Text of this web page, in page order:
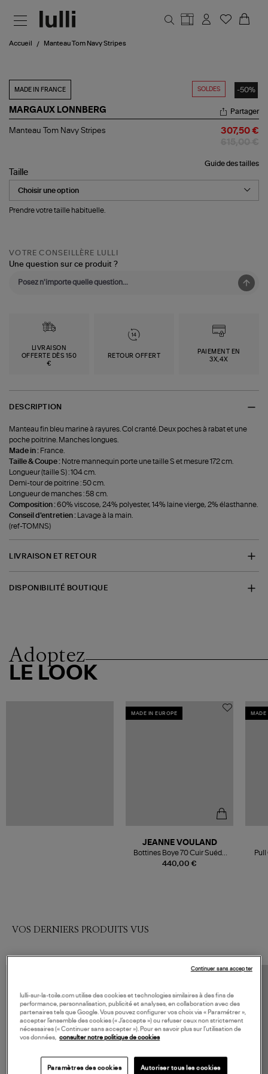
Accueil Manteau Tom Navy Stripes
SOLDES -50%
MADE IN FRANCE
MARGAUX LONNBERG
Manteau
Partager
Manteau Tom Navy Stripes 307,50 €
Guide des tailles
Taille
Prendre votre taille habituelle.
VOTRE CONSEILLÈRE LULLI
Une question sur ce produit ?
LIVRAISON
OFFERTE DÈS 150
€
RETOUR OFFERT
PAIEMENT EN
3X,4X
DESCRIPTION
Manteau fin bleu marine à rayures. Col cranté. Deux poches à rabat et une
poche poitrine. Manches longues.
Made in : France.
Taille & Coupe : Notre mannequin porte une taille S et mesure 172 cm.
Longueur (taille S) : 104 cm.
Demi-tour de poitrine : 50 cm.
Longueur de manches : 58 cm.
Composition :60% viscose, 24% polyester, 14% laine vierge, 2% élasthanne.
Conseil d'entretien :
Lavage à la main.
(ref-TOMNS)
LIVRAISON ET RETOUR
DISPONIBILITÉ BOUTIQUE
Adoptez
LE LOOK
MADE IN EUROPE
440,00 €
JEANNE VOULAND
Bottines Boye 70 Cuir Suédé
Noir
MADE
VOS DERNIERS PRODUITS VUS
lulli-sur-la-toile.com utilise des cookies et technologies similaires à des fins de
performance, personnalisation, publicité et analyses, en collaboration avec des
partenaires tels que Google. Vous pouvez configurer vos choix via « Paramétrer »,
accepter l’ensemble des cookies (« J’accepte ») ou refuser ceux non strictement
nécessaires (« Continuer sans accepter »). Pour en savoir plus sur l’utilisation de
vos données, consulter notre politique de cookies
Paramètres des cookies Autoriser tous les cookies
Continuer sans accepter